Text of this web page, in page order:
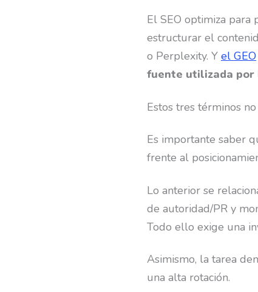
El SEO optimiza para
estructurar el
o Perplexity. Y el GEO
fuente utilizada por
Estos tres términos
Es importante saber
frente al
Lo anterior se
de autoridad/PR y
Todo ello exige una
Asimismo, la tarea
una alta rotación.